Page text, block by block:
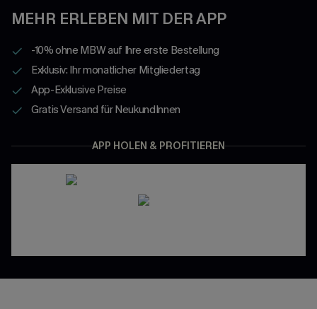
MEHR ERLEBEN MIT DER APP
-10% ohne MBW auf Ihre erste Bestellung
Exklusiv: Ihr monatlicher Mitgliedertag
App-Exklusive Preise
Gratis Versand für NeukundInnen
APP HOLEN & PROFITIEREN